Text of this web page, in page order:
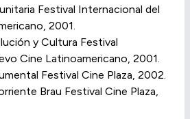
Festival Internacional del
2001.
y Cultura Festival
Cine Latinoamericano, 2001.
Festival Cine Plaza, 2002.
Brau Festival Cine Plaza,